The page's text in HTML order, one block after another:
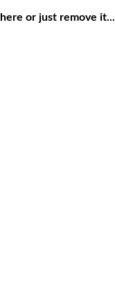
or just remove it...